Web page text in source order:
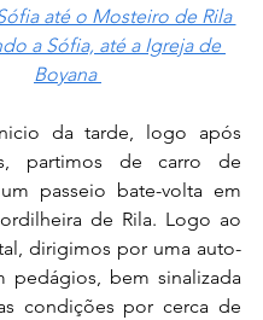
até o Mosteiro de Rila
a Sófia, até a Igreja de
Boyana
partimos de carro de
passeio bate-volta em
de Rila. Logo ao
dirigimos por uma auto-
pedágios, bem sinalizada
condições por cerca de